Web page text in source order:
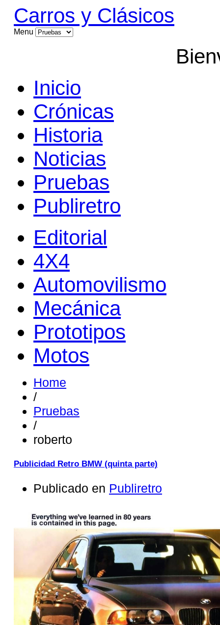
Carros y Clásicos
Menu
Inicio
Crónicas
Historia
Noticias
Pruebas
Publiretro
Editorial
4X4
Automovilismo
Mecánica
Prototipos
Motos
Home
/
Pruebas
/
roberto
Publicidad Retro BMW (quinta parte)
Publicado en Publiretro